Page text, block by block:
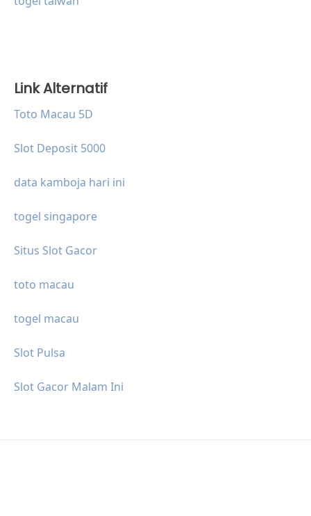
Link Alternatif
Toto Macau 5D
Slot Deposit 5000
data kamboja hari ini
togel singapore
Situs Slot Gacor
toto macau
togel macau
Slot Pulsa
Slot Gacor Malam Ini